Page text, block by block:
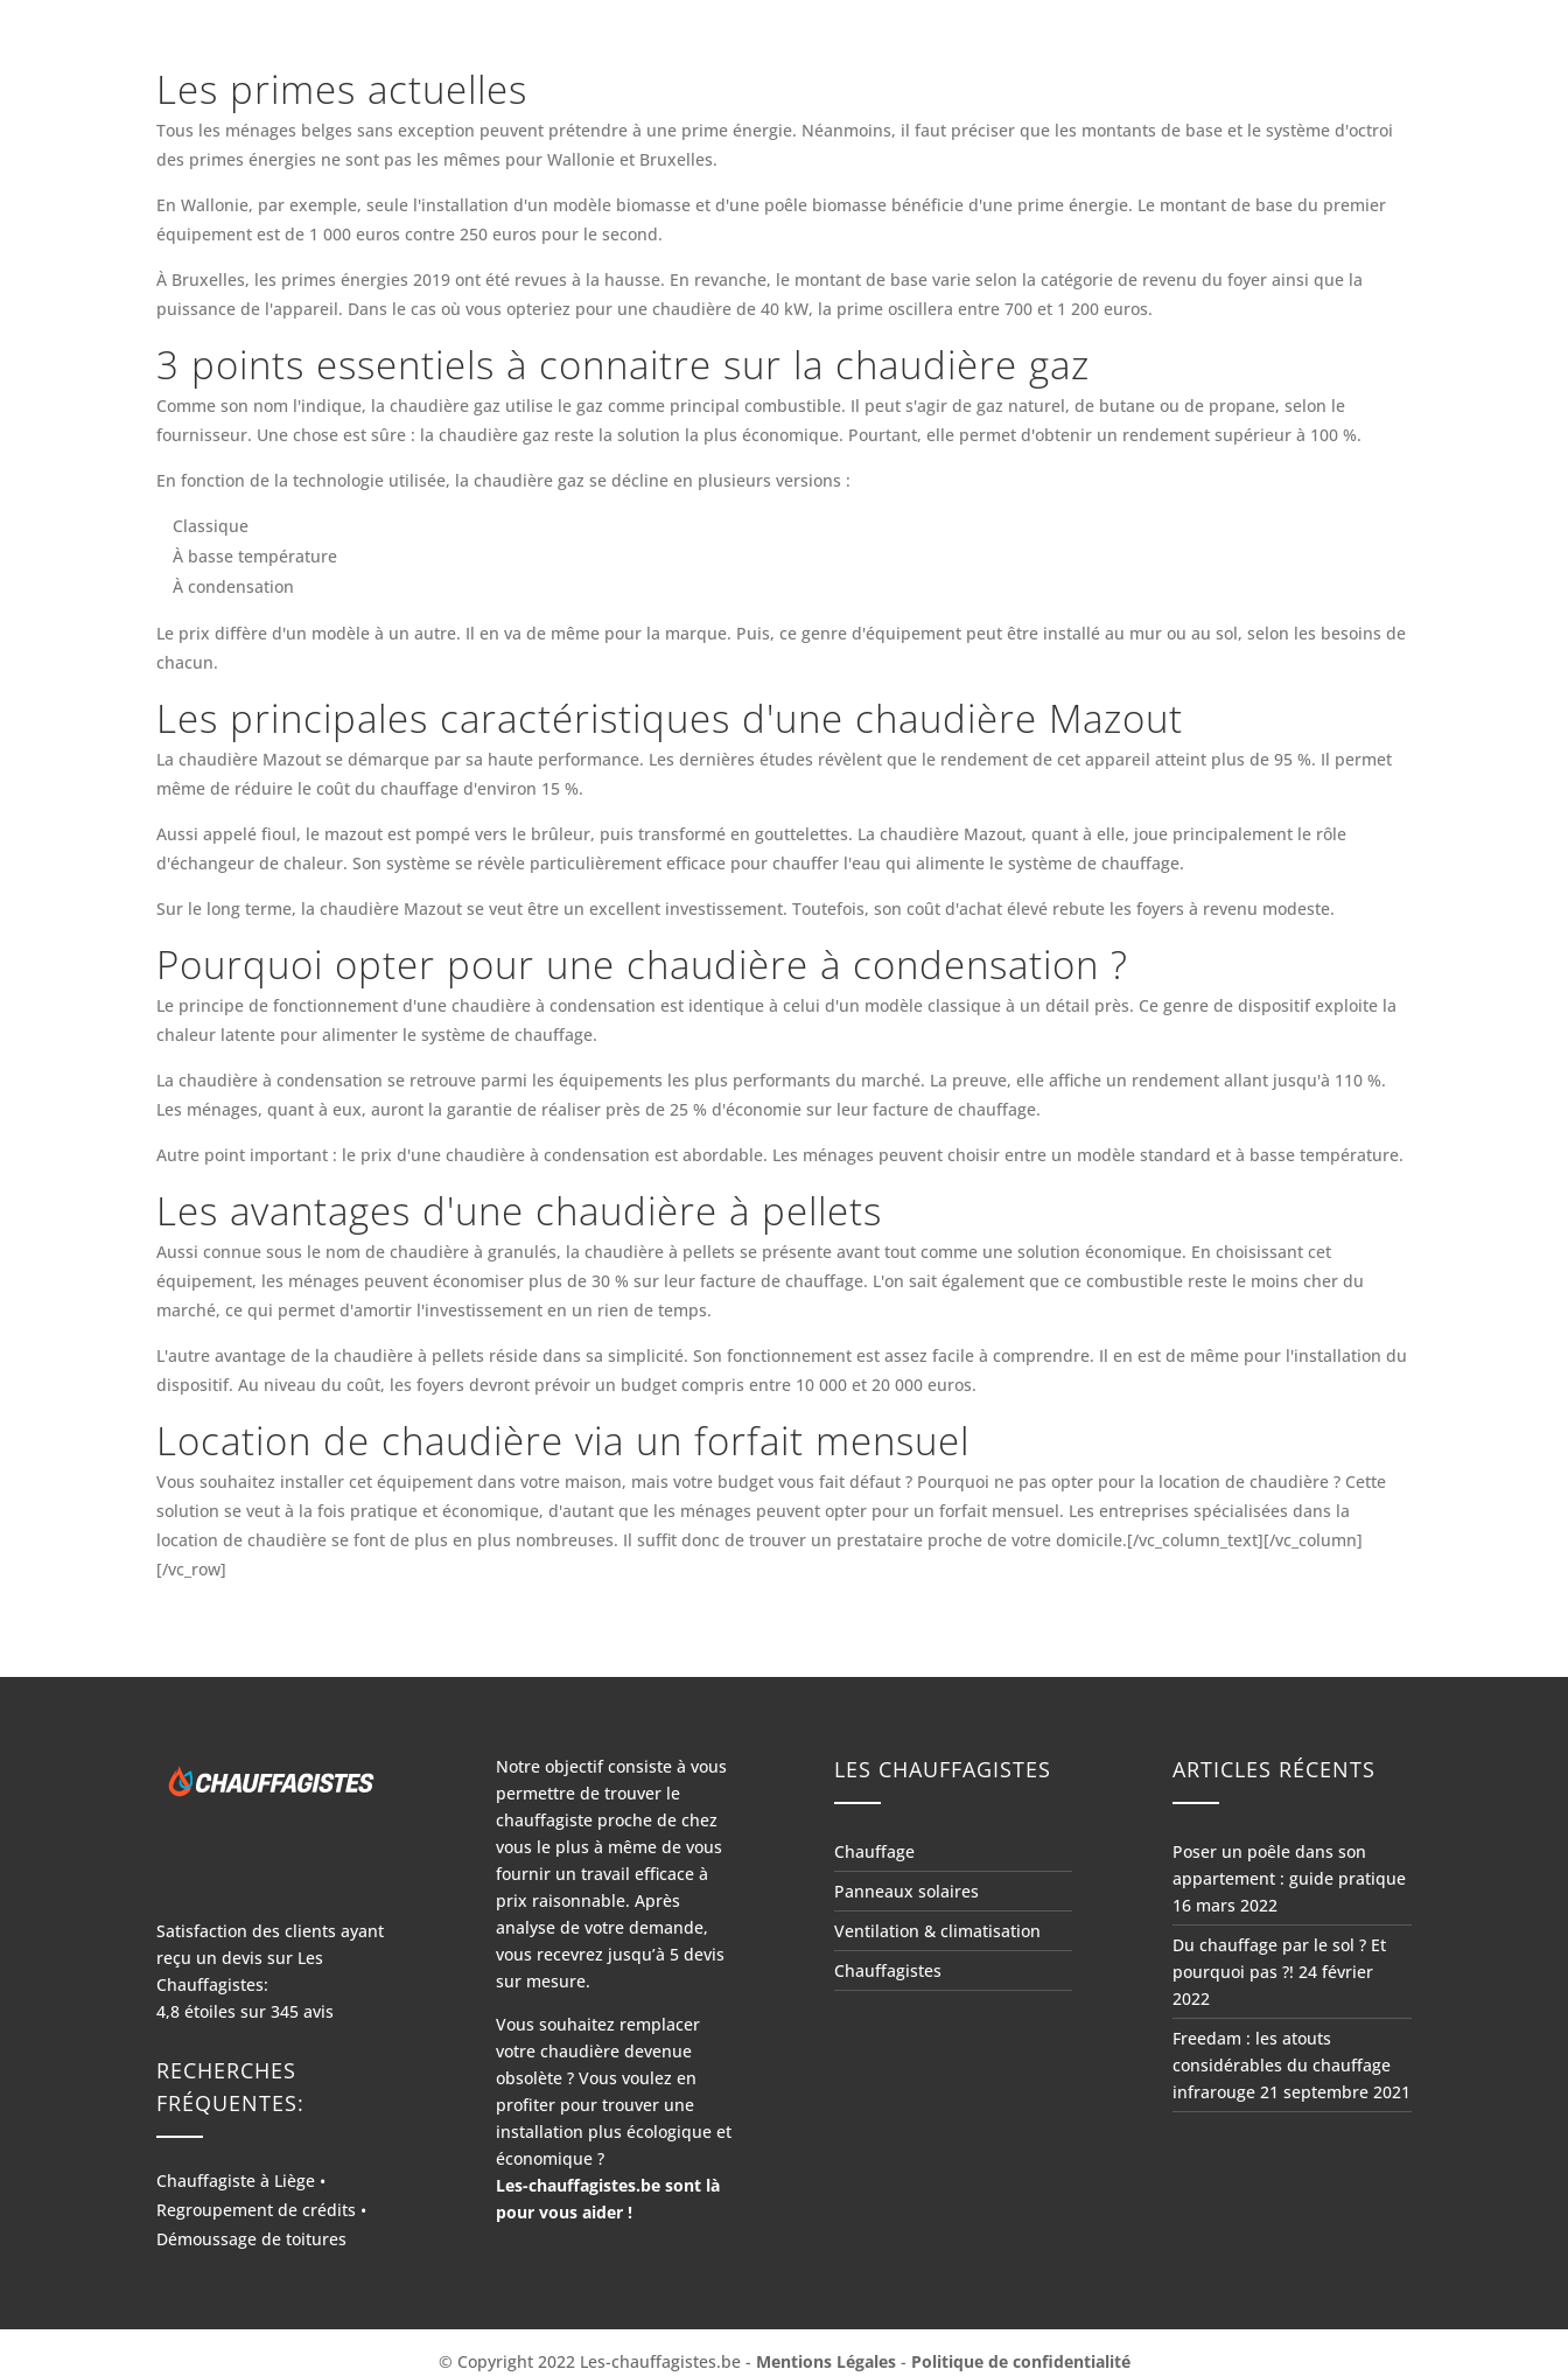
Les primes actuelles
Tous les ménages belges sans exception peuvent prétendre à une prime énergie. Néanmoins, il faut préciser que les montants de base et le système d'octroi
des primes énergies ne sont pas les mêmes pour Wallonie et Bruxelles.
En Wallonie, par exemple, seule l'installation d'un modèle biomasse et d'une poêle biomasse bénéficie d'une prime énergie. Le montant de base du premier
équipement est de 1 000 euros contre 250 euros pour le second.
À Bruxelles, les primes énergies 2019 ont été revues à la hausse. En revanche, le montant de base varie selon la catégorie de revenu du foyer ainsi que la
puissance de l'appareil. Dans le cas où vous opteriez pour une chaudière de 40 kW, la prime oscillera entre 700 et 1 200 euros.
3 points essentiels à connaitre sur la chaudière gaz
Comme son nom l'indique, la chaudière gaz utilise le gaz comme principal combustible. Il peut s'agir de gaz naturel, de butane ou de propane, selon le
fournisseur. Une chose est sûre : la chaudière gaz reste la solution la plus économique. Pourtant, elle permet d'obtenir un rendement supérieur à 100 %.
En fonction de la technologie utilisée, la chaudière gaz se décline en plusieurs versions :
Classique
À basse température
À condensation
Le prix diffère d'un modèle à un autre. Il en va de même pour la marque. Puis, ce genre d'équipement peut être installé au mur ou au sol, selon les besoins de
chacun.
Les principales caractéristiques d'une chaudière Mazout
La chaudière Mazout se démarque par sa haute performance. Les dernières études révèlent que le rendement de cet appareil atteint plus de 95 %. Il permet
même de réduire le coût du chauffage d'environ 15 %.
Aussi appelé fioul, le mazout est pompé vers le brûleur, puis transformé en gouttelettes. La chaudière Mazout, quant à elle, joue principalement le rôle
d'échangeur de chaleur. Son système se révèle particulièrement efficace pour chauffer l'eau qui alimente le système de chauffage.
Sur le long terme, la chaudière Mazout se veut être un excellent investissement. Toutefois, son coût d'achat élevé rebute les foyers à revenu modeste.
Pourquoi opter pour une chaudière à condensation ?
Le principe de fonctionnement d'une chaudière à condensation est identique à celui d'un modèle classique à un détail près. Ce genre de dispositif exploite la
chaleur latente pour alimenter le système de chauffage.
La chaudière à condensation se retrouve parmi les équipements les plus performants du marché. La preuve, elle affiche un rendement allant jusqu'à 110 %.
Les ménages, quant à eux, auront la garantie de réaliser près de 25 % d'économie sur leur facture de chauffage.
Autre point important : le prix d'une chaudière à condensation est abordable. Les ménages peuvent choisir entre un modèle standard et à basse température.
Les avantages d'une chaudière à pellets
Aussi connue sous le nom de chaudière à granulés, la chaudière à pellets se présente avant tout comme une solution économique. En choisissant cet
équipement, les ménages peuvent économiser plus de 30 % sur leur facture de chauffage. L'on sait également que ce combustible reste le moins cher du
marché, ce qui permet d'amortir l'investissement en un rien de temps.
L'autre avantage de la chaudière à pellets réside dans sa simplicité. Son fonctionnement est assez facile à comprendre. Il en est de même pour l'installation du
dispositif. Au niveau du coût, les foyers devront prévoir un budget compris entre 10 000 et 20 000 euros.
Location de chaudière via un forfait mensuel
Vous souhaitez installer cet équipement dans votre maison, mais votre budget vous fait défaut ? Pourquoi ne pas opter pour la location de chaudière ? Cette
solution se veut à la fois pratique et économique, d'autant que les ménages peuvent opter pour un forfait mensuel. Les entreprises spécialisées dans la
location de chaudière se font de plus en plus nombreuses. Il suffit donc de trouver un prestataire proche de votre domicile.[/vc_column_text][/vc_column]
[/vc_row]
Satisfaction des clients ayant
reçu un devis sur Les
Chauffagistes:
4,8 étoiles sur345 avis
RECHERCHES
FRÉQUENTES:
Chauffagiste à Liège •
Regroupement de crédits •
Démoussage de toitures
Notre objectif consiste à vous
permettre de trouver le
chauffagiste proche de chez
vous le plus à même de vous
fournir un travail efficace à
prix raisonnable. Après
analyse de votre demande,
vous recevrez jusqu’à 5 devis
sur mesure.
Vous souhaitez remplacer
votre chaudière devenue
obsolète ? Vous voulez en
profiter pour trouver une
installation plus écologique et
économique ?
Les-chauffagistes.be sont là
pour vous aider !
LES CHAUFFAGISTES
Chauffage
Panneaux solaires
Ventilation & climatisation
Chauffagistes
ARTICLES RÉCENTS
Poser un poêle dans son
appartement : guide pratique
16 mars 2022
Du chauffage par le sol ? Et
pourquoi pas ?! 24 février
2022
Freedam : les atouts
considérables du chauffage
infrarouge 21 septembre 2021
© Copyright 2022 Les-chauffagistes.be - Mentions Légales- Politique de confidentialité